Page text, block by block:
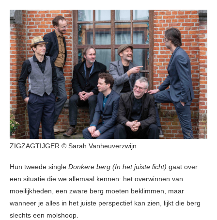
ZIGZAGTIJGER © Sarah Vanheuverzwijn
Hun tweede single Donkere berg (In het juiste licht) gaat over
een situatie die we allemaal kennen: het overwinnen van
moeilijkheden, een zware berg moeten beklimmen, maar
wanneer je alles in het juiste perspectief kan zien, lijkt die berg
slechts een molshoop.